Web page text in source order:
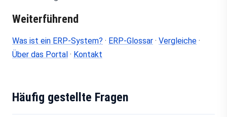
Weiterführend
Was ist ein ERP-System? · ERP-Glossar · Vergleiche ·
Über das Portal · Kontakt
Häufig gestellte Fragen